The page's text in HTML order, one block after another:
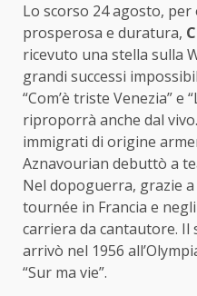
Lo scorso 24 agosto,
prosperosa e duratura,
ricevuto una stella sulla
grandi successi
“Com’è triste Venezia” e
riproporrà anche dal
immigrati di origine
Aznavourian debuttò a
Nel dopoguerra, grazie
tournée in Francia e
carriera da cantautore. Il
arrivò nel 1956
“Sur ma vie”.